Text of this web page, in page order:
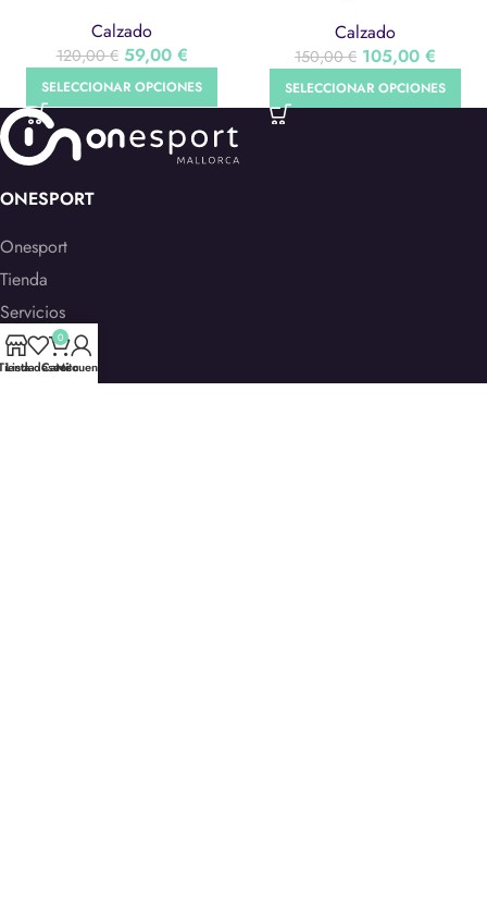
Calzado
120,00€ 59,00 €
SELECCIONAR OPCIONES
Calzado
150,00€ 105,00 €
SELECCIONAR OPCIONES
ONESPORT
Onesport
Tienda
Servicios
Contacto
Galería
Lista deseos
0
Carrito
Mi cuenta